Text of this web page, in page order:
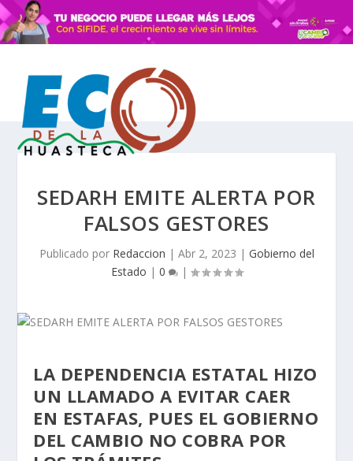
SEDARH EMITE ALERTA POR
FALSOS GESTORES
Publicado por Redaccion | Abr 2, 2023 | Gobierno del
Estado | 0 |
LA DEPENDENCIA ESTATAL HIZO
UN LLAMADO A EVITAR CAER
EN ESTAFAS, PUES EL GOBIERNO
DEL CAMBIO NO COBRA POR